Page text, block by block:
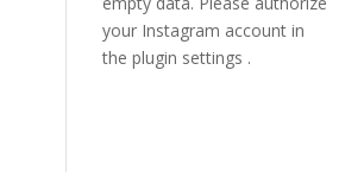
your Instagram account in
theplugin settings .